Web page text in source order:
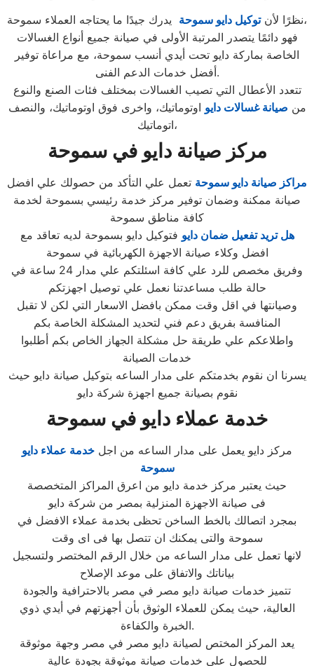
نظرًا لأنتوكيل دايو سموحة
يدرك جيدًا ما يحتاجه العملاء سموحة،
فهو دائمًا يتصدر المرتبة الأولى في صيانة جميع أنواع الغسالات
الخاصة بماركة دايو تحت أيدي أنسب سموحة، مع مراعاة توفير
أفضل خدمات الدعم الفنى.
تتعدد الأعطال التي تصيب الغسالات بمختلف فئات الصنع والنوع
من صيانة غسالات دايو اوتوماتيك، واخرى فوق اوتوماتيك، والنصف
اتوماتيك،
مركز صيانة دايو في سموحة
مراكز صيانة دايو سموحة تعمل علي التأكد من حصولك علي افضل
صيانة ممكنة وضمان توفير مركز خدمة رئيسي بسموحة لخدمة
كافة مناطق سموحة
هل تريد تفعيل ضمان دايو فتوكيل دايو بسموحة لديه تعاقد مع
افضل وكلاء صيانة الاجهزة الكهربائية في سموحة
وفريق مخصص للرد علي كافة اسئلتكم علي مدار 24 ساعة في
حالة طلب مساعدتنا نعمل علي توصيل اجهزتكم
وصيانتها في اقل وقت ممكن بافضل الاسعار التي لكن لا تقبل
المنافسة بفريق دعم فني لتحديد المشكلة الخاصة بكم
واطلاعكم علي طريقة حل مشكلة الجهاز الخاص بكم أطلبوا
خدمات الصيانة
يسرنا ان نقوم بخدمتكم على مدار الساعه بتوكيل صيانة دايو حيث
نقوم بصيانة جميع اجهزة شركة دايو
خدمة عملاء دايو في سموحة
مركز دايو يعمل على مدار الساعه من اجل خدمة عملاء دايو
سموحة
حيث يعتبر مركز خدمة دايو من اعرق المراكز المتخصصة
فى صيانة الاجهزة المنزلية بمصر من شركة دايو
بمجرد اتصالك بالخط الساخن تحظى بخدمة عملاء الافضل في
سموحة والتى يمكنك ان تتصل بها فى اى وقت
لانها تعمل على مدار الساعه من خلال الرقم المختصر ولتسجيل
بياناتك والاتفاق على موعد الإصلاح
تتميز خدمات صيانة دايو مصر في مصر بالاحترافية والجودة
العالية، حيث يمكن للعملاء الوثوق بأن أجهزتهم في أيدي ذوي
الخبرة والكفاءة.
يعد المركز المختص لصيانة دايو مصر في مصر وجهة موثوقة
للحصول على خدمات صيانة موثوقة بجودة عالية